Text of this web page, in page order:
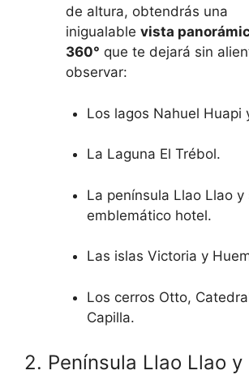
de altura, obtendrás una
inigualable vista
360° que te dejará sin
observar:
Los lagos Nahuel Huapi
La Laguna El Trébol.
La península Llao Llao y
emblemático hotel.
Las islas Victoria y
Los cerros Otto,
Capilla.
2. Península Llao Llao y